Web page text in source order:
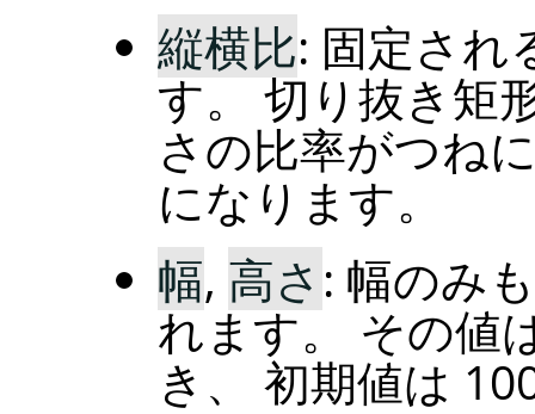
縦横比: 固定され
す。 切り抜き矩
さの比率がつね
になります。
幅, 高さ : 幅のみ
れます。 その値
き、 初期値は